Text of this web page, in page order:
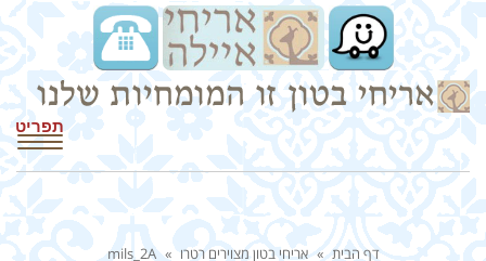
תפריט
דף הבית » אריחי בטון מצוירים רטרו »
mils_2A